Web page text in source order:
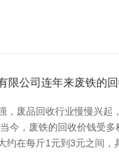
限公司连年来废铁的
，废品回收行业慢慢兴起
今，废铁的回收价钱受
约在每斤1元到3元之间